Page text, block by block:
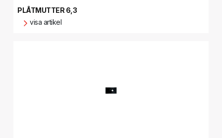
PLÅTMUTTER 6,3
visa artikel